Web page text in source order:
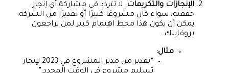
الإنجازات والتكريمات: لا تتردد في مشاركة أي إنجاز
حققته، سواء كان مشروعًا كبيرًا أو تقديرًا من الشركة.
يمكن أن يكون هذا محط اهتمام كبير لمن يراجعون
بروفايلك.
مثال:
“تقدير من مدير المشروع في 2023 لإنجاز
تسليم مشروع في الوقت المحدد.”